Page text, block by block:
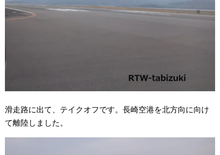
滑走路に出て、テイクオフです。長崎空港を北方向に向け
て離陸しました。